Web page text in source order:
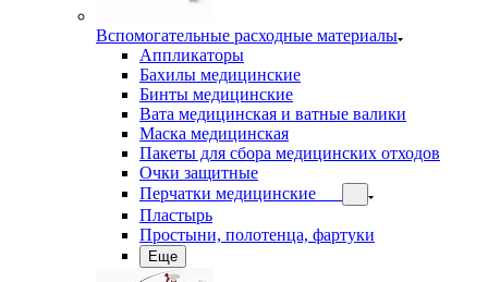
Вспомогательные расходные материалы
Аппликаторы
Бахилы медицинские
Бинты медицинские
Вата медицинская и ватные валики
Маска медицинская
Пакеты для сбора медицинских отходов
Очки защитные
Перчатки медицинские
Пластырь
Простыни, полотенца, фартуки
Еще